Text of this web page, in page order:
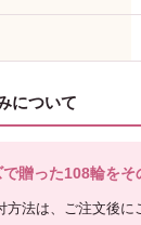
について
贈った108輪を
方法は、ご注文後に